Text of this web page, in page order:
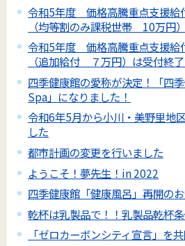
令和5年度 価格高騰重点支援給
（均等割のみ課税世帯 10万円
令和5年度 価格高騰重点支援給
（追加給付 ７万円）は受付終了
四季健康館の愛称が決定！「四
Spa」になりました！
令和6年5月から小川・美野里地
した
都市計画の変更を行いました
ようこそ！夢先生！in 2022
四季健康館「健康風呂」再開の
乾杯は乳製品で！！乳製品乾杯条
「ゼロカーボンシティ宣言」を